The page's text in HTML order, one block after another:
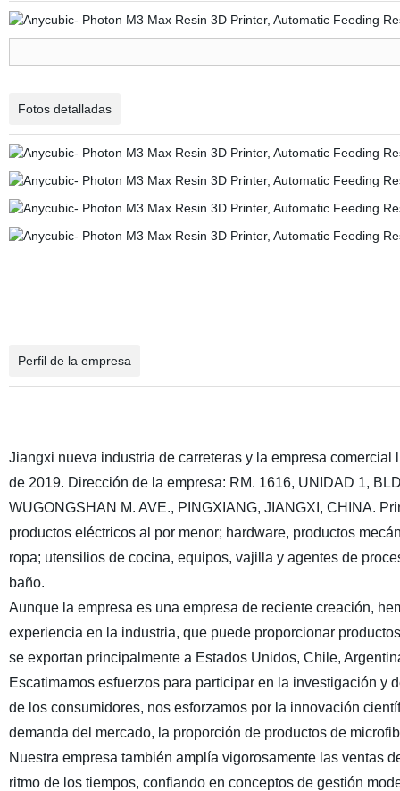
Fotos detalladas
Perfil de la empresa
Jiangxi nueva industria de carreteras y la empresa
de 2019. Dirección de la empresa: RM. 1616, UNIDAD 1,
WUGONGSHAN M. AVE., PINGXIANG, JIANGXI, CHINA.
productos eléctricos al por menor; hardware, productos
ropa; utensilios de cocina, equipos, vajilla y agentes de
baño.
Aunque la empresa es una empresa de reciente creación,
experiencia en la industria, que puede proporcionar
se exportan principalmente a Estados Unidos, Chile,
Escatimamos esfuerzos para participar en la investigación y
de los consumidores, nos esforzamos por la innovación
demanda del mercado, la proporción de productos de
Nuestra empresa también amplía vigorosamente las ventas
ritmo de los tiempos, confiando en conceptos de gestión